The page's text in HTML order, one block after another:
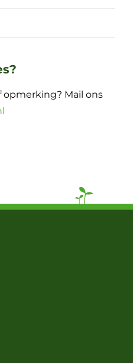
opmerking? Mail ons